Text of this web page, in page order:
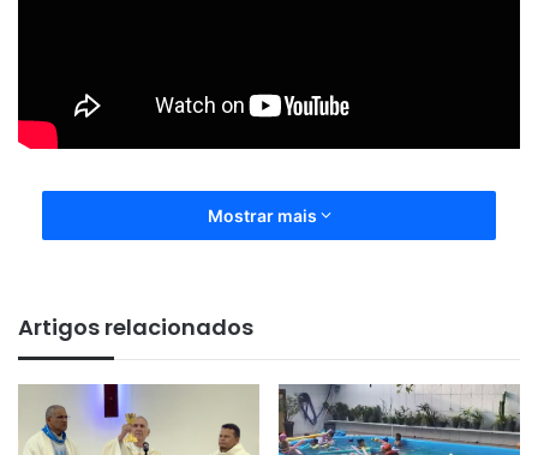
Mostrar mais
Artigos relacionados